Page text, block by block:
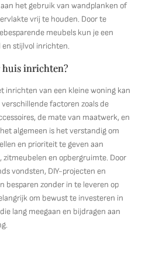
het gebruik van wandplanken of
vrij te houden. Door te
meubels kun je een
stijlvol inrichten.
huis inrichten?
inrichten van een kleine woning kan
factoren zoals de
de mate van maatwerk, en
algemeen is het verstandig om
en prioriteit te geven aan
zitmeubelen en opbergruimte. Door
vondsten, DIY-projecten en
besparen zonder in te leveren op
om bewust te investeren in
lang meegaan en bijdragen aan